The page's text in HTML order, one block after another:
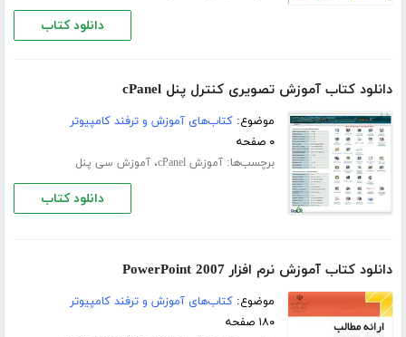
دانلود کتاب
دانلود کتاب آموزش تصویری کنترل پنل cPanel
موضوع:کتاب‌های آموزش و ترفند کامپیوتر
۰ صفحه
برچسب‌ها:آموزش cPanel ،آموزش سی پنل
دانلود کتاب
دانلود کتاب آموزش نرم افزار PowerPoint 2007
موضوع:کتاب‌های آموزش و ترفند کامپیوتر
۱۸۰ صفحه